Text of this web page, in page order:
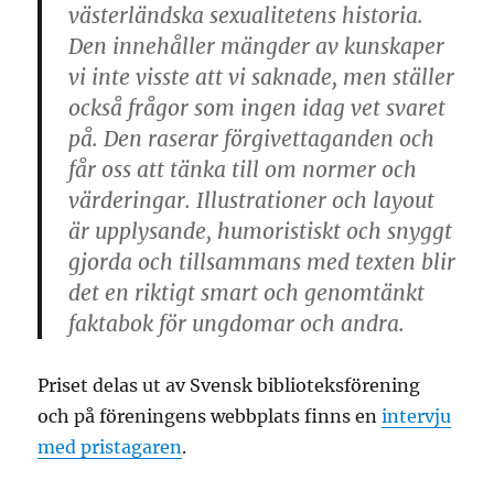
västerländska sexualitetens historia.
Den innehåller mängder av kunskaper
vi inte visste att vi saknade, men ställer
också frågor som ingen idag vet svaret
på. Den raserar förgivettaganden och
får oss att tänka till om normer och
värderingar. Illustrationer och layout
är upplysande, humoristiskt och snyggt
gjorda och tillsammans med texten blir
det en riktigt smart och genomtänkt
faktabok för ungdomar och andra.
Priset delas ut av Svensk biblioteksförening
och på föreningens webbplats finns enintervju
med pristagaren.